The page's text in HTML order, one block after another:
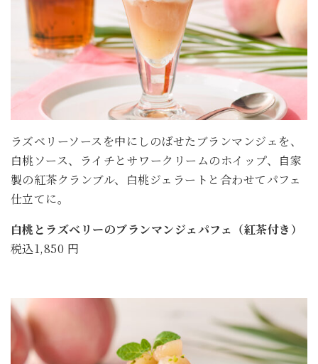
ラズベリーソースを中にしのばせたブランマンジェを、
白桃ソース、ライチとサワークリームのホイップ、自家
製の紅茶クランブル、白桃ジェラートと合わせてパフェ
仕立てに。
白桃とラズベリーのブランマンジェパフェ（紅茶付き）
税込1,850 円